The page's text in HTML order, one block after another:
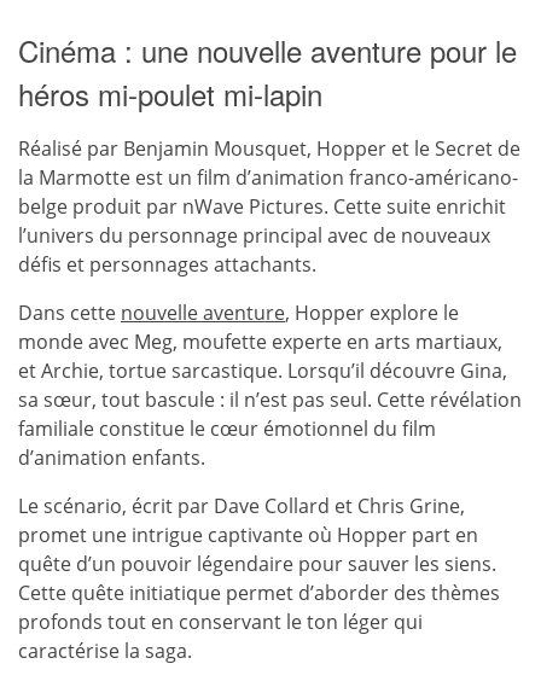
Cinéma : une nouvelle aventure pour le
héros mi-poulet mi-lapin
Réalisé par Benjamin Mousquet, Hopper et le Secret de
la Marmotte est un film d’animation franco-américano-
belge produit par nWave Pictures. Cette suite enrichit
l’univers du personnage principal avec de nouveaux
défis et personnages attachants.
Dans cette nouvelle aventure, Hopper explore le
monde avec Meg, moufette experte en arts martiaux,
et Archie, tortue sarcastique. Lorsqu’il découvre Gina,
sa sœur, tout bascule : il n’est pas seul. Cette révélation
familiale constitue le cœur émotionnel du film
d’animation enfants.
Le scénario, écrit par Dave Collard et Chris Grine,
promet une intrigue captivante où Hopper part en
quête d’un pouvoir légendaire pour sauver les siens.
Cette quête initiatique permet d’aborder des thèmes
profonds tout en conservant le ton léger qui
caractérise la saga.